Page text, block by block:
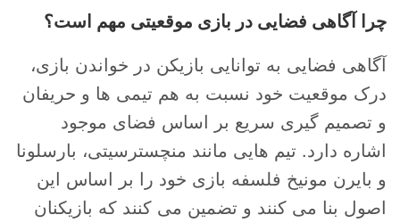
چرا آگاهی فضایی در بازی موقعیتی مهم است؟
آگاهی فضایی به توانایی بازیکن در خواندن بازی،
درک موقعیت خود نسبت به هم تیمی ها و حریفان
و تصمیم گیری سریع بر اساس فضای موجود
اشاره دارد. تیم هایی مانند منچسترسیتی، بارسلونا
و بایرن مونیخ فلسفه بازی خود را بر اساس این
اصول بنا می کنند و تضمین می کنند که بازیکنان